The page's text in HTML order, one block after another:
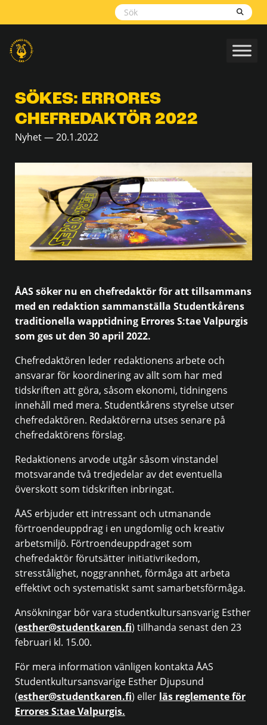
SÖKES: ERRORES
CHEFREDAKTÖR 2022
Nyhet — 20.1.2022
ÅAS söker nu en chefredaktör för att tillsammans
med en redaktion sammanställa Studentkårens
traditionella wapptidning Errores S:tae Valpurgis
som ges ut den 30 april 2022.
Chefredaktören leder redaktionens arbete och
ansvarar för koordinering av allt som har med
tidskriften att göra, såsom ekonomi, tidningens
innehåll med mera. Studentkårens styrelse utser
chefredaktören. Redaktörerna utses senare på
chefredaktörens förslag.
Redaktionens arvode utgår såsom vinstandel
motsvarande två tredjedelar av det eventuella
överskott som tidskriften inbringat.
ÅAS erbjuder ett intressant och utmanande
förtroendeuppdrag i en ungdomlig och kreativ
arbetsmiljö. Förtroendeuppdraget som
chefredaktör förutsätter initiativrikedom,
stresstålighet, noggrannhet, förmåga att arbeta
effektivt och systematiskt samt samarbetsförmåga.
Ansökningar bör vara studentkultursansvarig Esther
(esther@studentkaren.fi) tillhanda senast den 23
februari kl. 15.00.
För mera information vänligen kontakta ÅAS
Studentkultursansvarige Esther Djupsund
(esther@studentkaren.fi) eller läs reglemente för
Errores S:tae Valpurgis.